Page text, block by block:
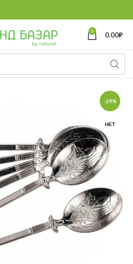
0 0.00₽
-29%
НЕТ